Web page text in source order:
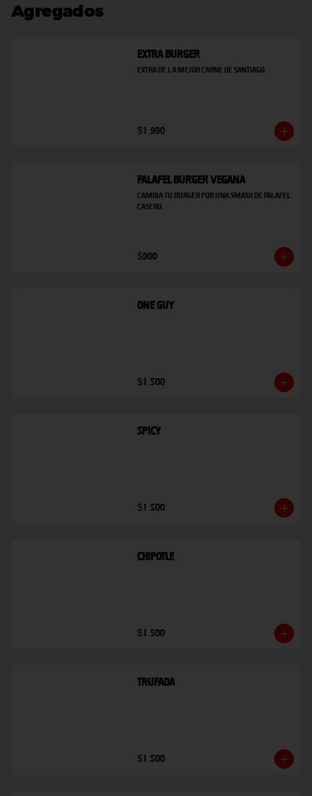
Agregados
Extra Burger
Extra de la mejor carne de Santiago.
$1.990
Falafel Burger Vegana
Cambia tu burger por una smash de falafel
casero.
$900
One Guy
$1.500
Spicy
$1.500
Chipotle
$1.500
Trufada
$1.500